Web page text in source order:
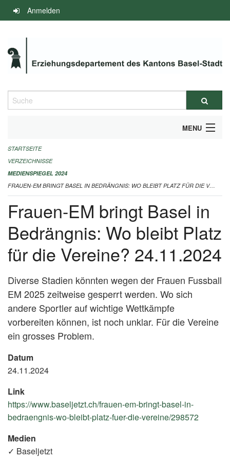
Navigation
überspringen
Anmelden
Suche
MENU
INFOS ZUM ED-MEDIENSPIEGEL
IMPRESSUM
STARTSEITE
VERZEICHNISSE
MEDIENSPIEGEL 2024
FRAUEN-EM BRINGT BASEL IN BEDRÄNGNIS: WO BLEIBT PLATZ FÜR DIE VEREINE? 24.11.2024
Frauen-EM bringt Basel in
Bedrängnis: Wo bleibt Platz
für die Vereine? 24.11.2024
Diverse Stadien könnten wegen der Frauen Fussball
EM 2025 zeitweise gesperrt werden. Wo sich
andere Sportler auf wichtige Wettkämpfe
vorbereiten können, ist noch unklar. Für die Vereine
ein grosses Problem.
Datum
24.11.2024
Link
https://www.baseljetzt.ch/frauen-em-bringt-basel-in-
bedraengnis-wo-bleibt-platz-fuer-die-vereine/298572
Medien
✓ Baseljetzt